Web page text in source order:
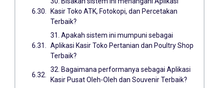
Kasir Toko ATK, Fotokopi, dan Percetakan
Terbaik?
31. Apakah sistem ini mumpuni sebagai
Aplikasi Kasir Toko Pertanian dan Poultry Shop
Terbaik?
32. Bagaimana performanya sebagai Aplikasi
Kasir Pusat Oleh-Oleh dan Souvenir Terbaik?